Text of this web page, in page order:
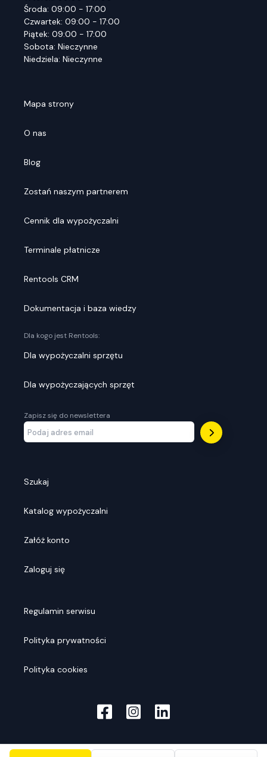
Środa: 09:00 - 17:00
Czwartek: 09:00 - 17:00
Piątek: 09:00 - 17:00
Sobota: Nieczynne
Niedziela: Nieczynne
Mapa strony
O nas
Blog
Zostań naszym partnerem
Cennik dla wypożyczalni
Terminale płatnicze
Rentools CRM
Dokumentacja i baza wiedzy
Dla kogo jest Rentools:
Dla wypożyczalni sprzętu
Dla wypożyczających sprzęt
Zapisz się do newslettera
Szukaj
Katalog wypożyczalni
Załóż konto
Zaloguj się
Regulamin serwisu
Polityka prywatności
Polityka cookies